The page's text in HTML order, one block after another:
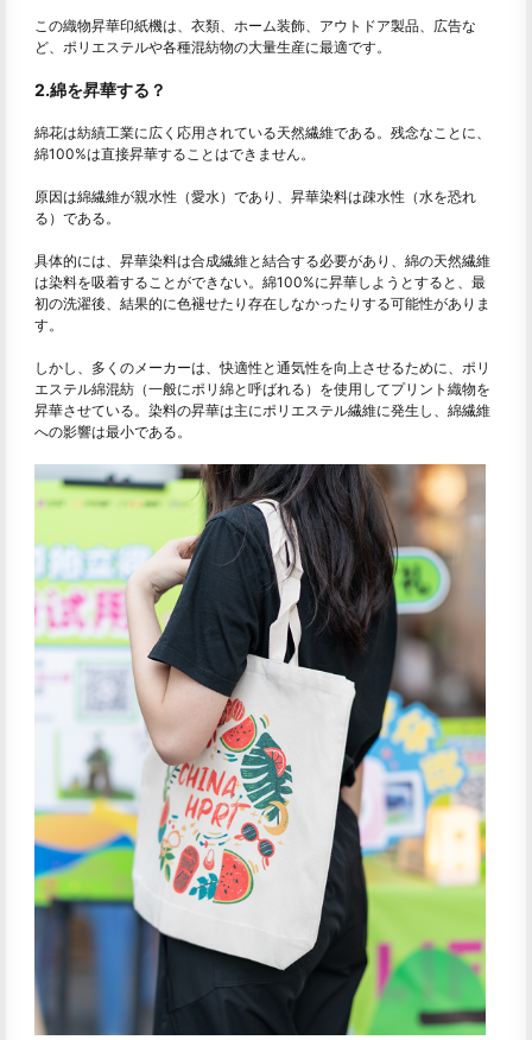
この織物昇華印紙機は、衣類、ホーム装飾、アウトドア製品、広告な
ど、ポリエステルや各種混紡物の大量生産に最適です。
2.綿を昇華する？
綿花は紡績工業に広く応用されている天然繊維である。残念なことに、
綿100%は直接昇華することはできません。
原因は綿繊維が親水性（愛水）であり、昇華染料は疎水性（水を恐れ
る）である。
具体的には、昇華染料は合成繊維と結合する必要があり、綿の天然繊維
は染料を吸着することができない。綿100%に昇華しようとすると、最
初の洗濯後、結果的に色褪せたり存在しなかったりする可能性がありま
す。
しかし、多くのメーカーは、快適性と通気性を向上させるために、ポリ
エステル綿混紡（一般にポリ綿と呼ばれる）を使用してプリント織物を
昇華させている。染料の昇華は主にポリエステル繊維に発生し、綿繊維
への影響は最小である。